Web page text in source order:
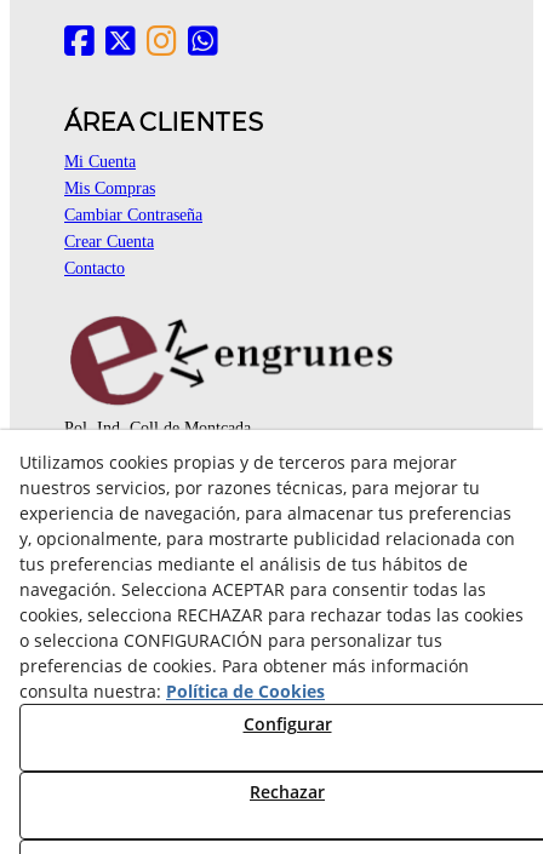
ÁREA CLIENTES
Mi Cuenta
Mis Compras
Cambiar Contraseña
Crear Cuenta
Contacto
Pol. Ind. Coll de Montcada
08110 Montcada i Reixac (Barcelona)
935 829 999
engrunes@engrunes.org
© 08/2026 FUNDACIÓ PRIVADA ENGRUNES - Todos los
Utilizamos cookies propias y de terceros para mejorar
nuestros servicios, por razones técnicas, para mejorar tu
experiencia de navegación, para almacenar tus preferencias
y, opcionalmente, para mostrarte publicidad relacionada con
tus preferencias mediante el análisis de tus hábitos de
navegación. Selecciona ACEPTAR para consentir todas las
cookies, selecciona RECHAZAR para rechazar todas las cookies
o selecciona CONFIGURACIÓN para personalizar tus
preferencias de cookies. Para obtener más información
consulta nuestra: Política de Cookies
Configurar
Rechazar